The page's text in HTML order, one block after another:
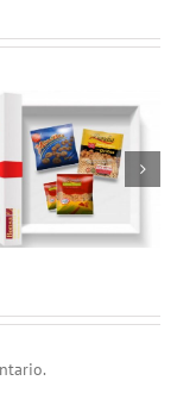
Galletas Bondia
para la nutrición
de los más
pequeños